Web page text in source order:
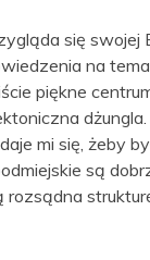
się swojej
na
piękne
mi się, żeby
są